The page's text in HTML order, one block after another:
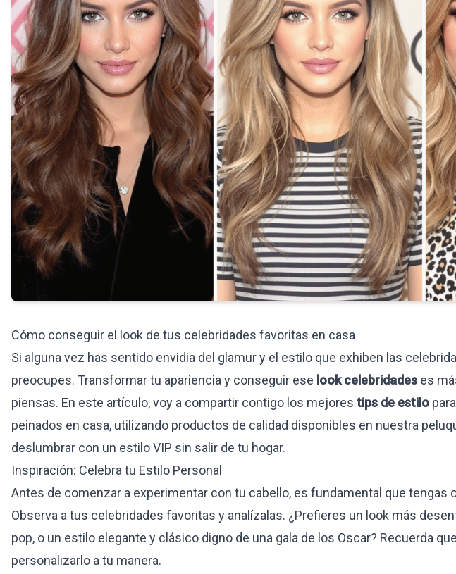
Cómo conseguir el look de tus celebridades favoritas en casa
Si alguna vez has sentido envidia del glamur y el estilo que exhiben las
preocupes. Transformar tu apariencia y conseguir ese look celebridades es
piensas. En este artículo, voy a compartir contigo los mejores tips de estilo
peinados en casa, utilizando productos de calidad disponibles en nuestra
deslumbrar con un estilo VIP sin salir de tu hogar.
Inspiración: Celebra tu Estilo Personal
Antes de comenzar a experimentar con tu cabello, es fundamental que tengas
Observa a tus celebridades favoritas y analízalas. ¿Prefieres un look más
pop, o un estilo elegante y clásico digno de una gala de los Oscar? Recuerda
personalizarlo a tu manera.